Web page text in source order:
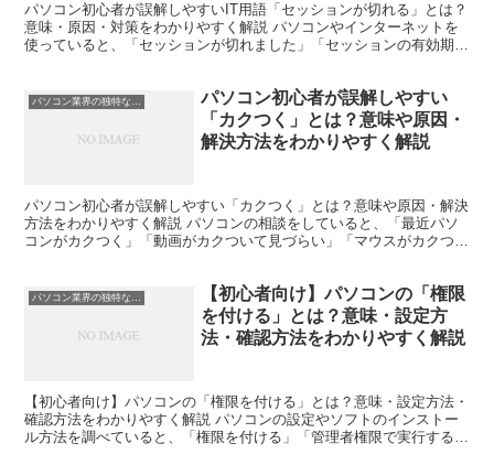
パソコン初心者が誤解しやすいIT用語「セッションが切れる」とは？
意味・原因・対策をわかりやすく解説 パソコンやインターネットを
使っていると、「セッションが切れました」「セッションの有効期限
パソコン初心者が誤解しやすい
「カクつく」とは？意味や原因・
解決方法をわかりやすく解説
パソコン初心者が誤解しやすい「カクつく」とは？意味や原因・解決
方法をわかりやすく解説 パソコンの相談をしていると、「最近パソ
コンがカクつく」「動画がカクついて見づらい」「マウスがカクつ
【初心者向け】パソコンの「権限
を付ける」とは？意味・設定方
法・確認方法をわかりやすく解説
【初心者向け】パソコンの「権限を付ける」とは？意味・設定方法・
確認方法をわかりやすく解説 パソコンの設定やソフトのインストー
ル方法を調べていると、「権限を付ける」「管理者権限で実行する」